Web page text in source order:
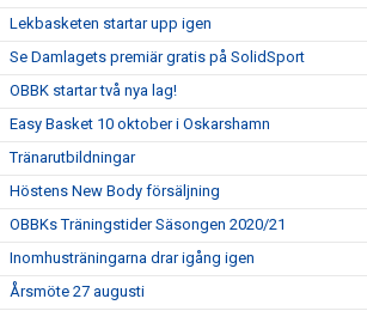
Lekbasketen startar upp igen
Se Damlagets premiär gratis på SolidSport
OBBK startar två nya lag!
Easy Basket 10 oktober i Oskarshamn
Tränarutbildningar
Höstens New Body försäljning
OBBKs Träningstider Säsongen 2020/21
Inomhusträningarna drar igång igen
Årsmöte 27 augusti